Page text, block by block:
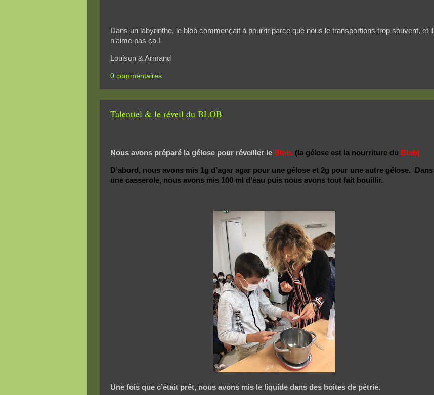
Dans un labyrinthe, le blob commençait à pourrir parce que nous le transportions trop souvent, et il
n’aime pas ça !
Louison & Armand
0 commentaires
Talentiel & le réveil du BLOB
Nous avons préparé la gélose pour réveiller le Blob. (la gélose est la nourriture du Blob)
D’abord, nous avons mis 1g d’agar agar pour une gélose et 2g pour une autre gélose.
Dans
une casserole, nous avons mis 100 ml d’eau puis nous avons tout fait bouillir.
Une fois que c’était prêt, nous avons mis le liquide dans des boites de pétrie.